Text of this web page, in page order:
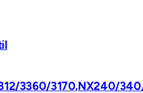
3360/3170,NX240/